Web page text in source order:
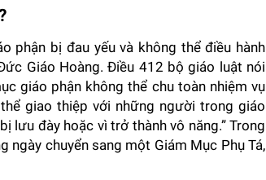
phận bị đau yếu và không thể điều hành
Giáo Hoàng. Điều 412 bộ giáo luật nói
giáo phận không thể chu toàn nhiệm vụ
giao thiệp với những người trong giáo
lưu đày hoặc vì trở thành vô năng.” Trong
ngày chuyển sang một Giám Mục Phụ Tá,